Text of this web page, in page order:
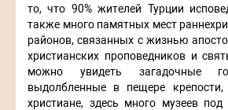
то, что 90% жителей Турции
также много памятных мест
районов, связанных с жизнью
христианских проповедников и
можно увидеть загадочные
выдолбленные в пещере
христиане, здесь много музеев